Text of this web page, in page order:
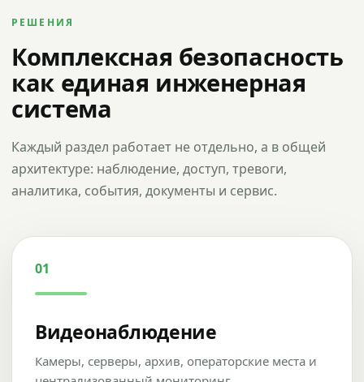
РЕШЕНИЯ
Комплексная безопасность
как единая инженерная
система
Каждый раздел работает не отдельно, а в общей
архитектуре: наблюдение, доступ, тревоги,
аналитика, события, документы и сервис.
01
Видеонаблюдение
Камеры, серверы, архив, операторские места и